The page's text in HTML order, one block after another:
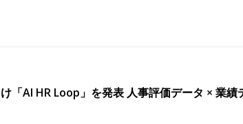
AI HR Loop」を発表 人事評価データ × 業